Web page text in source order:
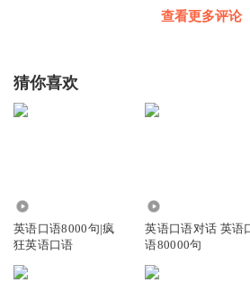
It was love at first sight.
查看更多评论
猜你喜欢
英语口语8000句|疯
狂英语口语
英语口语对话 英语
语80000句